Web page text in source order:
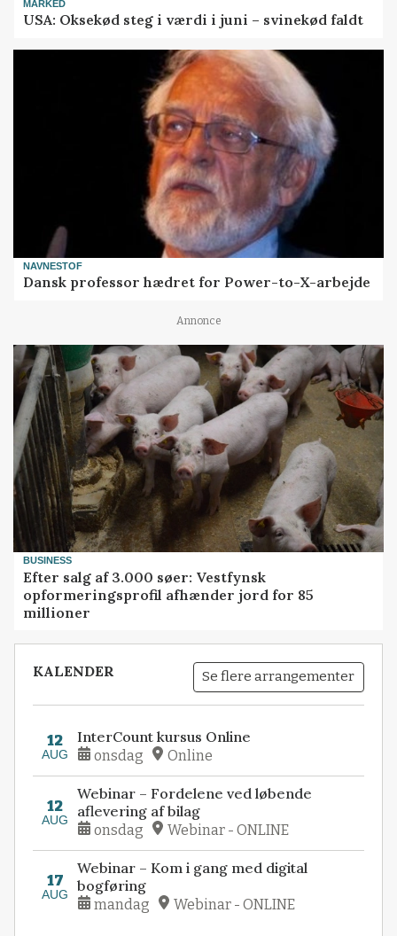
MARKED
USA: Oksekød steg i værdi i juni – svinekød faldt
NAVNESTOF
Dansk professor hædret for Power-to-X-arbejde
Annonce
BUSINESS
Efter salg af 3.000 søer: Vestfynsk
opformeringsprofil afhænder jord for 85
millioner
KALENDER Se flere arrangementer
12
AUG
InterCount kursus Online
onsdag Online
12
AUG
Webinar – Fordelene ved løbende
aflevering af bilag
onsdag Webinar - ONLINE
17
AUG
Webinar – Kom i gang med digital
bogføring
mandag Webinar - ONLINE